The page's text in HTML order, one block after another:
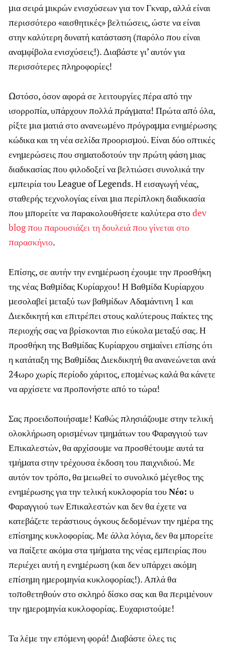
μια σειρά μικρών ενισχύσεων για τον Γκναρ, αλλά είναι
περισσότερο «αισθητικές» βελτιώσεις, ώστε να είναι
στην καλύτερη δυνατή κατάσταση (παρόλο που είναι
αναμφίβολα ενισχύσεις!). Διαβάστε γι’ αυτόν για
περισσότερες πληροφορίες!
Ωστόσο, όσον αφορά σε λειτουργίες πέρα από την
ισορροπία, υπάρχουν πολλά πράγματα! Πρώτα από όλα,
ρίξτε μια ματιά στο ανανεωμένο πρόγραμμα ενημέρωσης
κώδικα και τη νέα σελίδα προορισμού. Είναι δύο οπτικές
ενημερώσεις που σηματοδοτούν την πρώτη φάση μιας
διαδικασίας που φιλοδοξεί να βελτιώσει συνολικά την
εμπειρία του League of Legends. Η εισαγωγή νέας,
σταθερής τεχνολογίας είναι μια περίπλοκη διαδικασία
που μπορείτε να παρακολουθήσετε καλύτερα στοdev
blog που παρουσιάζει τη δουλειά που γίνεται στο
παρασκήνιο.
Επίσης, σε αυτήν την ενημέρωση έχουμε την προσθήκη
της νέας Βαθμίδας Κυρίαρχου! Η Βαθμίδα Κυρίαρχου
μεσολαβεί μεταξύ των βαθμίδων Αδαμάντινη 1 και
Διεκδικητή και επιτρέπει στους καλύτερους παίκτες της
περιοχής σας να βρίσκονται πιο εύκολα μεταξύ σας. Η
προσθήκη της Βαθμίδας Κυρίαρχου σημαίνει επίσης ότι
η κατάταξη της Βαθμίδας Διεκδικητή θα ανανεώνεται ανά
24ωρο χωρίς περίοδο χάριτος, επομένως καλά θα κάνετε
να αρχίσετε να προπονήστε από το τώρα!
Σας προειδοποιήσαμε! Καθώς πλησιάζουμε στην τελική
ολοκλήρωση ορισμένων τμημάτων του Φαραγγιού των
Επικαλεστών, θα αρχίσουμε να προσθέτουμε αυτά τα
τμήματα στην τρέχουσα έκδοση του παιχνιδιού. Με
αυτόν τον τρόπο, θα μειωθεί το συνολικό μέγεθος της
ενημέρωσης για την τελική κυκλοφορία τουΝέο: υ
Φαραγγιού των Επικαλεστών και δεν θα έχετε να
κατεβάζετε τεράστιους όγκους δεδομένων την ημέρα της
επίσημης κυκλοφορίας. Με άλλα λόγια, δεν θα μπορείτε
να παίξετε ακόμα στα τμήματα της νέας εμπειρίας που
περιέχει αυτή η ενημέρωση (και δεν υπάρχει ακόμη
επίσημη ημερομηνία κυκλοφορίας!). Απλά θα
τοποθετηθούν στο σκληρό δίσκο σας και θα περιμένουν
την ημερομηνία κυκλοφορίας. Ευχαριστούμε!
Τα λέμε την επόμενη φορά! Διαβάστε όλες τις